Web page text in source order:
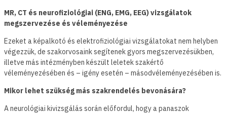
MR, CT és neurofiziológiai (ENG, EMG, EEG) vizsgálatok
megszervezése és véleményezése
Ezeket a képalkotó és elektrofiziológiai vizsgálatokat nem helyben
végezzük, de szakorvosaink segítenek gyors megszervezésükben,
illetve más intézményben készült leletek szakértő
véleményezésében és – igény esetén – másodvéleményezésében is.
Mikor lehet szükség más szakrendelés bevonására?
A neurológiai kivizsgálás során előfordul, hogy a panaszok